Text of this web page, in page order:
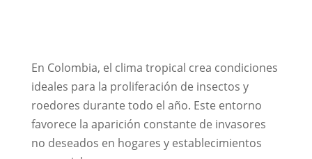
En Colombia, el clima tropical crea condiciones
ideales para la proliferación de insectos y
roedores durante todo el año. Este entorno
favorece la aparición constante de invasores
no deseados en hogares y establecimientos